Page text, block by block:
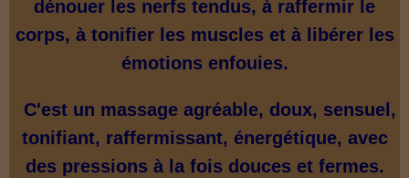
dénouer les nerfs tendus, à raffermir le
corps, à tonifier les muscles et à libérer les
émotions enfouies.
C'est un massage agréable, doux, sensuel,
tonifiant, raffermissant, énergétique, avec
des pressions à la fois douces et fermes.